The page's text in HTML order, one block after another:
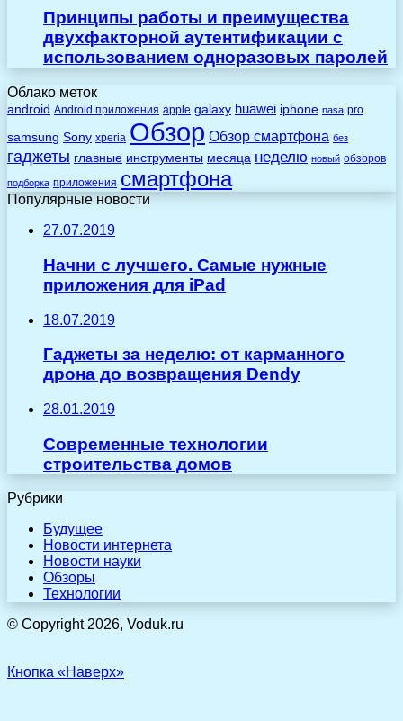
Принципы работы и преимущества
двухфакторной аутентификации с
использованием одноразовых паролей
Облако меток
android Android приложения apple galaxy huawei iphone nasa pro
samsung Sony xperia Обзор Обзор смартфона без
гаджеты главные инструменты месяца неделю новый обзоров
подборка приложения смартфона
Популярные новости
27.07.2019
Начни с лучшего. Самые нужные
приложения для iPad
18.07.2019
Гаджеты за неделю: от карманного
дрона до возвращения Dendy
28.01.2019
Современные технологии
строительства домов
Рубрики
Будущее
Новости интернета
Новости науки
Обзоры
Технологии
© Copyright 2026, Voduk.ru
Кнопка «Наверх»